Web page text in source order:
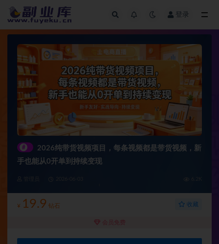
登录
#
2026纯带货视频项目，每条视频都是带货视频，新
手也能从0开单到持续变现
6.2K
¥ 19.9 钻石 收藏
会员免费